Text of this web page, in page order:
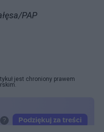
PAP
jest chroniony prawem